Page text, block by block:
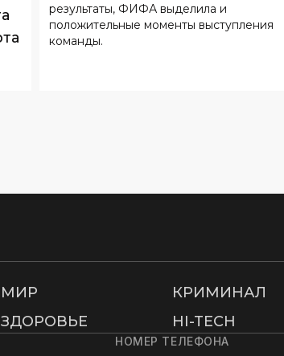
МИР КРИМИНАЛ
ЗДОРОВЬЕ HI-TECH
НОМЕР ТЕЛЕФОНА